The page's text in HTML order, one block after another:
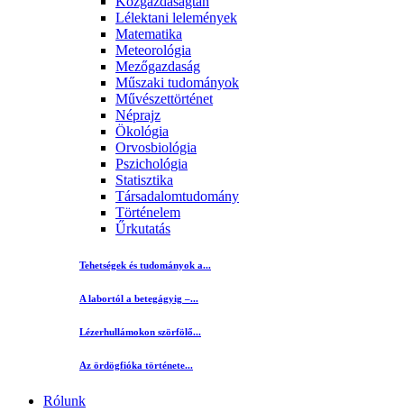
Lélektani lelemények
Matematika
Meteorológia
Mezőgazdaság
Műszaki tudományok
Művészettörténet
Néprajz
Ökológia
Orvosbiológia
Pszichológia
Statisztika
Társadalomtudomány
Történelem
Űrkutatás
Tehetségek és tudományok a...
A labortól a betegágyig –...
Lézerhullámokon szörfölő...
Az ördögfióka története...
Rólunk